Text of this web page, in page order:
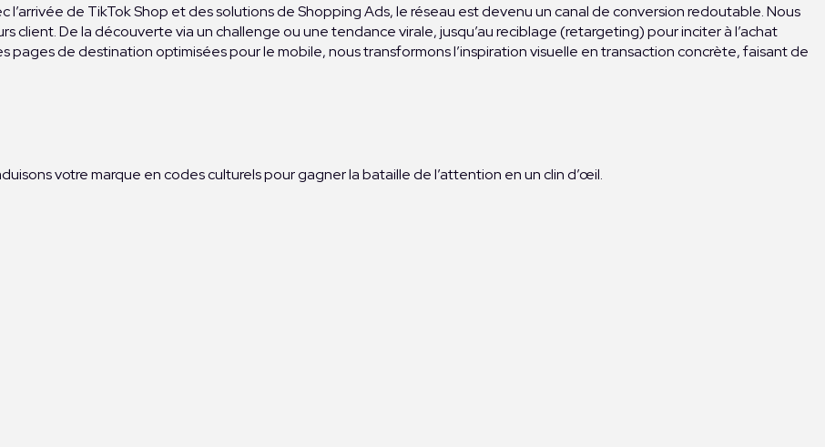
de TikTok Shop et des solutions de Shopping Ads, le réseau est devenu un canal de conversion redoutable. Nous
client. De la découverte via un challenge ou une tendance virale, jusqu’au reciblage (retargeting) pour inciter à l’achat
pages de destination optimisées pour le mobile, nous transformons l’inspiration visuelle en transaction concrète, faisant de
votre marque en codes culturels pour gagner la bataille de l’attention en un clin d’œil.